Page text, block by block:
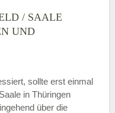
/ SAALE
UND
sollte erst einmal
in Thüringen
über die